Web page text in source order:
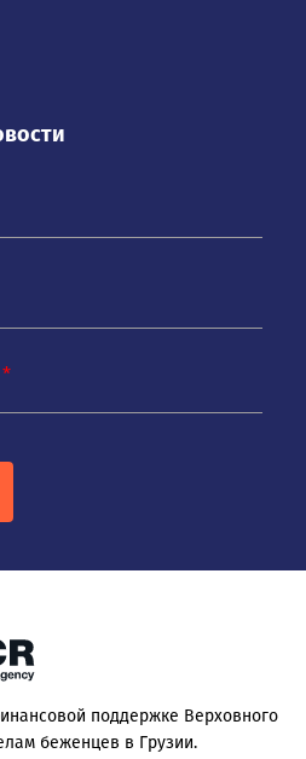
поддержке Верховного
беженцев в Грузии.